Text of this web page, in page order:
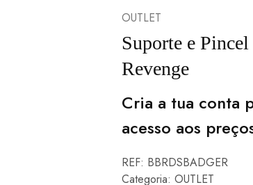
OUTLET
Suporte e
Revenge
Cria a tua conta
acesso aos
REF: BBRDSBADGER
Categoria: OUTLET